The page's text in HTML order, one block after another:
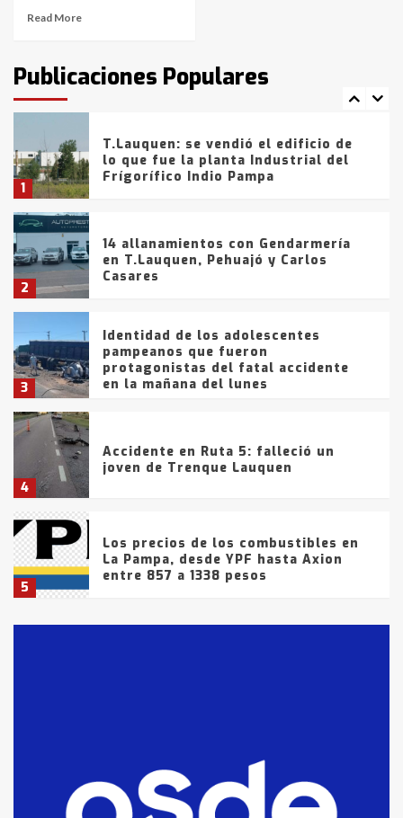
Read More
Publicaciones Populares
fueron detenidos por
comercialización de drogas en la
tarde del sábado
1
T.Lauquen: se vendió el edificio de
lo que fue la planta Industrial del
Frígorífico Indio Pampa
2
14 allanamientos con Gendarmería
en T.Lauquen, Pehuajó y Carlos
Casares
3
Identidad de los adolescentes
pampeanos que fueron
protagonistas del fatal accidente
en la mañana del lunes
4
Accidente en Ruta 5: falleció un
joven de Trenque Lauquen
5
Los precios de los combustibles en
La Pampa, desde YPF hasta Axion
entre 857 a 1338 pesos
fueron detenidos por
comercialización de drogas en la
tarde del sábado